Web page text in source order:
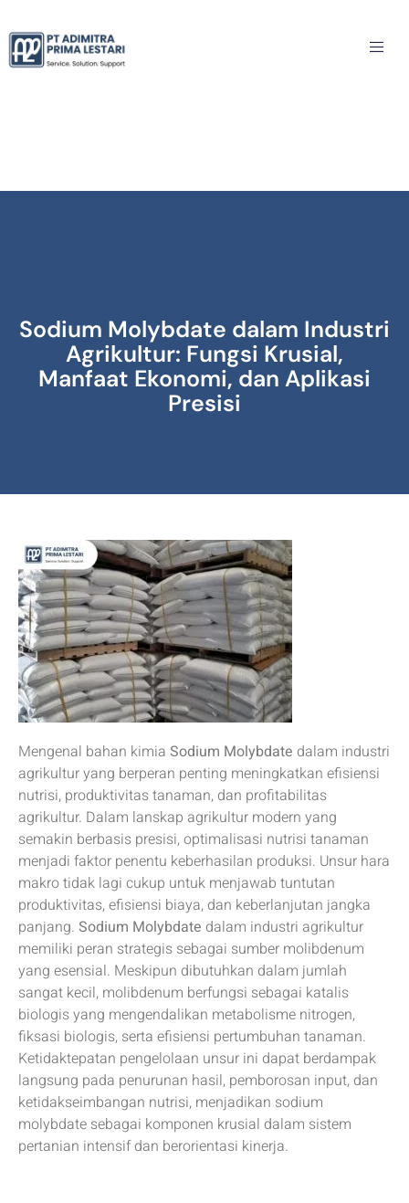
Sodium Molybdate dalam Industri
Agrikultur: Fungsi Krusial,
Manfaat Ekonomi, dan Aplikasi
Presisi
Mengenal bahan kimia Sodium Molybdate dalam industri
agrikultur yang berperan penting meningkatkan efisiensi
nutrisi, produktivitas tanaman, dan profitabilitas
agrikultur. Dalam lanskap agrikultur modern yang
semakin berbasis presisi, optimalisasi nutrisi tanaman
menjadi faktor penentu keberhasilan produksi. Unsur hara
makro tidak lagi cukup untuk menjawab tuntutan
produktivitas, efisiensi biaya, dan keberlanjutan jangka
panjang. Sodium Molybdate dalam industri agrikultur
memiliki peran strategis sebagai sumber molibdenum
yang esensial. Meskipun dibutuhkan dalam jumlah
sangat kecil, molibdenum berfungsi sebagai katalis
biologis yang mengendalikan metabolisme nitrogen,
fiksasi biologis, serta efisiensi pertumbuhan tanaman.
Ketidaktepatan pengelolaan unsur ini dapat berdampak
langsung pada penurunan hasil, pemborosan input, dan
ketidakseimbangan nutrisi, menjadikan sodium
molybdate sebagai komponen krusial dalam sistem
pertanian intensif dan berorientasi kinerja.